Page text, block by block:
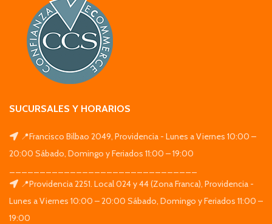
SUCURSALES Y HORARIOS
📍Francisco Bilbao 2049, Providencia - Lunes a Viernes 10:00 –
20:00 Sábado, Domingo y Feriados 11:00 – 19:00
📍Providencia 2251. Local 024 y 44 (Zona Franca), Providencia -
Lunes a Viernes 10:00 – 20:00 Sábado, Domingo y Feriados 11:00 –
19:00